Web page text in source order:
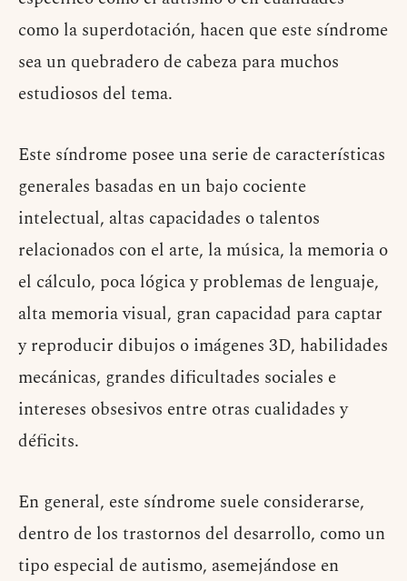
como la superdotación, hacen que este síndrome
sea un quebradero de cabeza para muchos
estudiosos del tema.
Este síndrome posee una serie de características
generales basadas en un bajo cociente
intelectual, altas capacidades o talentos
relacionados con el arte, la música, la memoria o
el cálculo, poca lógica y problemas de lenguaje,
alta memoria visual, gran capacidad para captar
y reproducir dibujos o imágenes 3D, habilidades
mecánicas, grandes dificultades sociales e
intereses obsesivos entre otras cualidades y
déficits.
En general, este síndrome suele considerarse,
dentro de los trastornos del desarrollo, como un
tipo especial de autismo, asemejándose en